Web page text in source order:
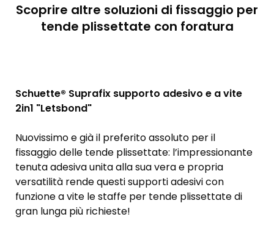
Scoprire altre soluzioni di fissaggio per
tende plissettate con foratura
Schuette® Suprafix supporto adesivo e a vite
2in1 "Letsbond"
Nuovissimo e già il preferito assoluto per il
fissaggio delle tende plissettate: l’impressionante
tenuta adesiva unita alla sua vera e propria
versatilità rende questi supporti adesivi con
funzione a vite le staffe per tende plissettate di
gran lunga più richieste!